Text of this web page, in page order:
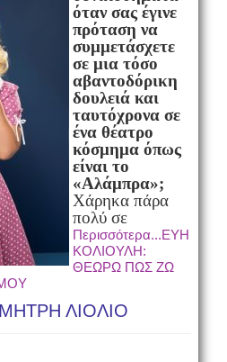
όταν σας έγινε
πρόταση να
συμμετάσχετε
σε μια τόσο
αβαντοδόρικη
δουλειά και
ταυτόχρονα σε
ένα θέατρο
κόσμημα όπως
είναι το
«Αλάμπρα»;
Χάρηκα πάρα
πολύ σε
Περισσότερα...ΕΥΗ
ΚΟΛΙΟΥΛΗ:
ΘΕΩΡΩ ΠΩΣ ΖΩ
ΛΙΟΛΙΟ